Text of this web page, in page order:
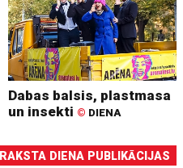
Dabas balsis, plastmasa
un insekti © DIENA
DIENA PUBLIKĀCIJAS